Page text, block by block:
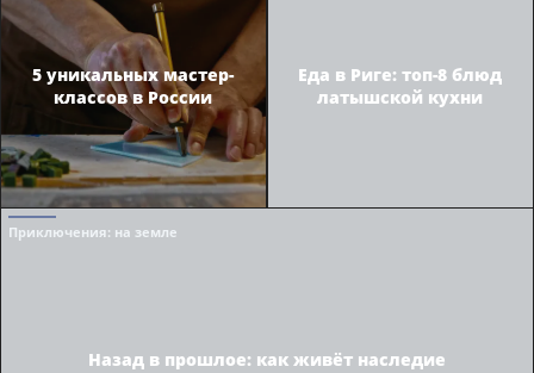
5 уникальных мастер-
классов в России
Еда в Риге: топ-8 блюд
латышской кухни
Приключения: на земле
Назад в прошлое: как живёт наследие